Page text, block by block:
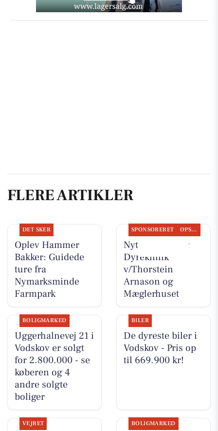
FLERE ARTIKLER
DET SKER
Oplev Hammer
Bakker: Guidede
ture fra
Nymarksminde
Farmpark
SPONSORERET OPSLAGSTAVLEN
Nyt fra Vodskov
Dyreklinik
v/Thorstein
Arnason og
Mæglerhuset
BOLIGMARKED
Uggerhalnevej 21 i
Vodskov er solgt
for 2.800.000 - se
køberen og 4
andre solgte
boliger
BILER
De dyreste biler i
Vodskov - Pris op
til 669.900 kr!
VEJRET BOLIGMARKED